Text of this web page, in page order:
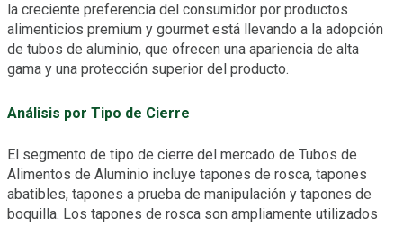
la creciente preferencia del consumidor por productos
alimenticios premium y gourmet está llevando a la adopción
de tubos de aluminio, que ofrecen una apariencia de alta
gama y una protección superior del producto.
Análisis por Tipo de Cierre
El segmento de tipo de cierre del mercado de Tubos de
Alimentos de Aluminio incluye tapones de rosca, tapones
abatibles, tapones a prueba de manipulación y tapones de
boquilla. Los tapones de rosca son ampliamente utilizados